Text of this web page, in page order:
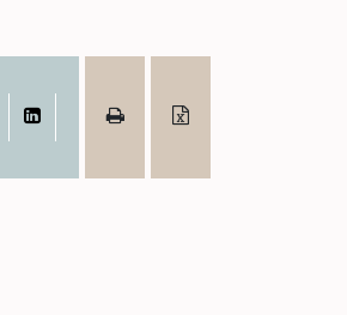
WhatsAppLinkedIn